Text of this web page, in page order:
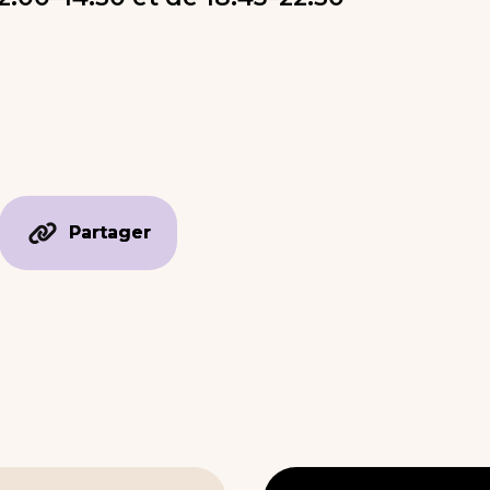
Partager
Partager